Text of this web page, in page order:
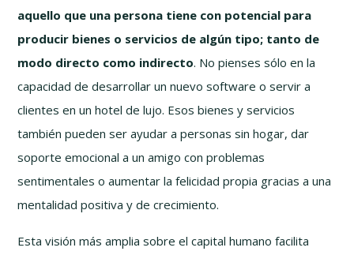
aquello que una persona tiene con potencial para
producir bienes o servicios de algún tipo; tanto de
modo directo como indirecto. No pienses sólo en la
capacidad de desarrollar un nuevo software o servir a
clientes en un hotel de lujo. Esos bienes y servicios
también pueden ser ayudar a personas sin hogar, dar
soporte emocional a un amigo con problemas
sentimentales o aumentar la felicidad propia gracias a una
mentalidad positiva y de crecimiento.
Esta visión más amplia sobre el capital humano facilita